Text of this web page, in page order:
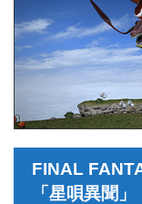
FINAL
「星唄異聞」